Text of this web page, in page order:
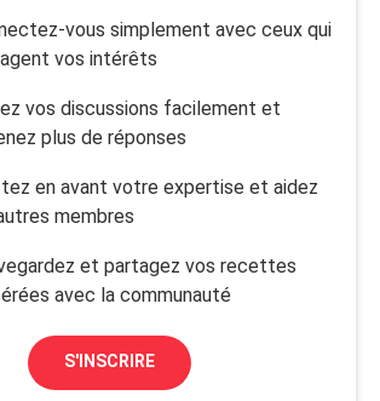
vous simplement avec ceux qui
vos intérêts
vos discussions facilement et
plus de réponses
en avant votre expertise et aidez
membres
et partagez vos recettes
avec la communauté
S'INSCRIRE